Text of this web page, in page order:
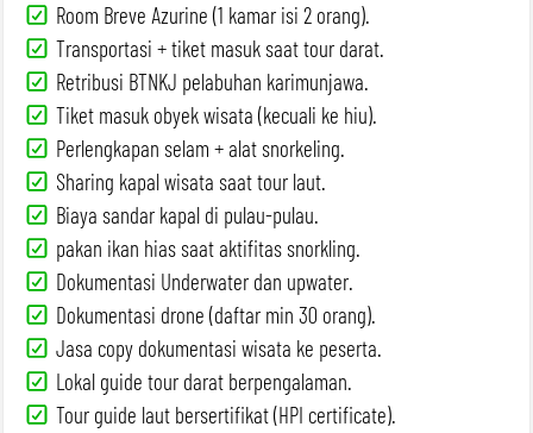
Room Breve Azurine (1 kamar isi 2 orang).
Transportasi + tiket masuk saat tour darat.
Retribusi BTNKJ pelabuhan karimunjawa.
Tiket masuk obyek wisata (kecuali ke hiu).
Perlengkapan selam + alat snorkeling.
Sharing kapal wisata saat tour laut.
Biaya sandar kapal di pulau-pulau.
pakan ikan hias saat aktifitas snorkling.
Dokumentasi Underwater dan upwater.
Dokumentasi drone (daftar min 30 orang).
Jasa copy dokumentasi wisata ke peserta.
Lokal guide tour darat berpengalaman.
Tour guide laut bersertifikat (HPI certificate).